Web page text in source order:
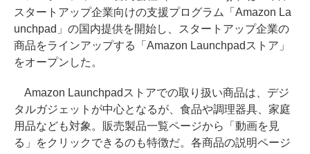
スタートアップ企業向けの支援プログラム「Amazon La
unchpad」の国内提供を開始し、スタートアップ企業の
商品をラインアップする「Amazon Launchpadストア」
をオープンした。
Amazon Launchpadストアでの取り扱い商品は、デジ
タルガジェットが中心となるが、食品や調理器具、家庭
用品なども対象。販売製品一覧ページから「動画を見
る」をクリックできるのも特徴だ。各商品の説明ページ